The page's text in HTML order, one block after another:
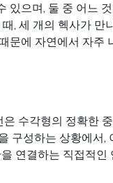
으며, 둘 중 어느
, 세 개의 헥사가
에 자연에서 자주
수각형의 정확한
구성하는 상황에서
연결하는 직접적인